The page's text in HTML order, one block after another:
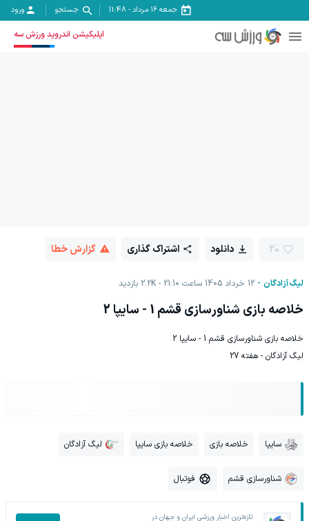
جمعه ۱۶ مرداد -
11:48 جستجو ورود
اپلیکیشن اندروید ورزش سه
لیگ آزادگان 12 خرداد 1405 ساعت 21:10 2.2K بازدید
20 دانلود اشتراک گذاری گزارش خطا
خلاصه بازی شناورسازی قشم 1 - سایپا 2
خلاصه بازی شناورسازی قشم 1 - سایپا 2
لیگ آزادگان - هفته 27
سایپا خلاصه بازی خلاصه بازی سایپا لیگ آزادگان
شناورسازی قشم فوتبال
تازه‌ترین اخبار ورزشی ایران و جهان در